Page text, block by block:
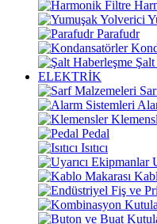
Parafudr
ELEKTRİK
Pedal
Isıtıcı